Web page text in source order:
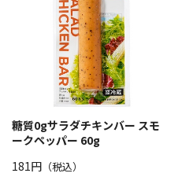
糖質0gサラダチキンバー スモ
ークペッパー 60g
181円 （税込）